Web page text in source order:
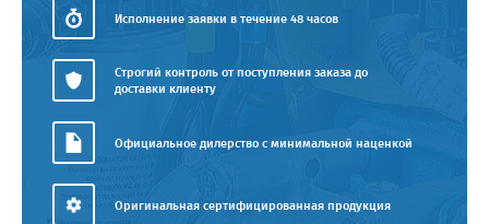
Исполнение заявки в течение 48 часов
Строгий контроль от поступления заказа до
доставки клиенту
Официальное дилерство с минимальной наценкой
Оригинальная сертифицированная продукция